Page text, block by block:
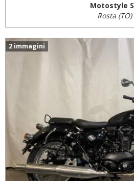
Motostyle
Rosta (TO)
2 immagini